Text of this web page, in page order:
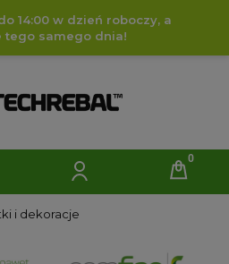
14:00 w dzień roboczy, a
tego samego dnia!
i dekoracje